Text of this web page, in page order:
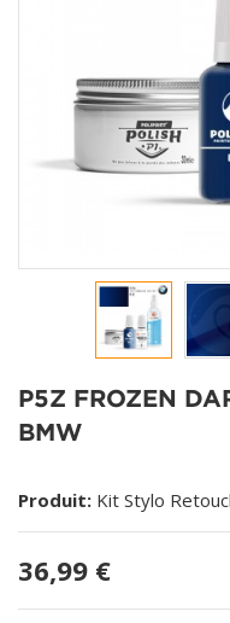
P5Z FROZEN
BMW
Produit: Kit Stylo
36,99 €